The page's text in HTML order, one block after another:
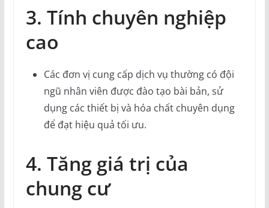
3. Tính chuyên nghiệp
cao
Các đơn vị cung cấp dịch vụ thường có đội
ngũ nhân viên được đào tạo bài bản, sử
dụng các thiết bị và hóa chất chuyên dụng
để đạt hiệu quả tối ưu.
4. Tăng giá trị của
chung cư